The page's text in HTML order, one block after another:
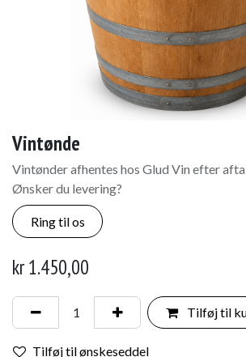
Vintønde
Vintønder afhentes hos Glud Vin efter
Ønsker du levering?
Ring til os
kr1.450,00
Tilføj til
Tilføj til ønskeseddel